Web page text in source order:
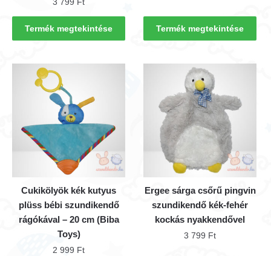
3 799 Ft
Termék megtekintése Termék megtekintése
Cukikölyök kék kutyus
plüss bébi szundikendő
rágókával – 20 cm (Biba
Toys)
2 999 Ft
Ergee sárga csőrű pingvin
szundikendő kék-fehér
kockás nyakkendővel
3 799 Ft